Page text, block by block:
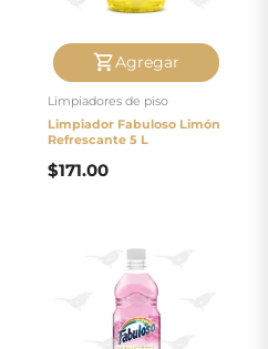
Agregar
Limpiadores de piso
Limpiador Fabuloso Limón
Refrescante 5 L
$171.00